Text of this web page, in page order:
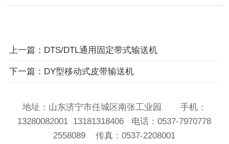
上一篇：DTS/DTL通用固定带式输送机
下一篇：DY型移动式皮带输送机
地址：山东济宁市任城区南张工业园 手机：
13280082001 13181318406 电话：0537-7970778
2558089 传真：0537-2208001